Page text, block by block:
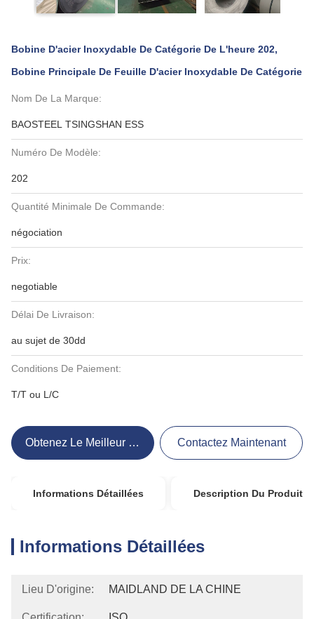
Bobine D'acier Inoxydable De Catégorie De L'heure 202,
Bobine Principale De Feuille D'acier Inoxydable De Catégorie
Nom De La Marque:
BAOSTEEL TSINGSHAN ESS
Numéro De Modèle:
202
Quantité Minimale De Commande:
négociation
Prix:
negotiable
Délai De Livraison:
au sujet de 30dd
Conditions De Paiement:
T/T ou L/C
Obtenez Le Meilleur Prix Contactez Maintenant
Informations Détaillées Description Du Produit
Informations Détaillées
Lieu D'origine: MAIDLAND DE LA CHINE